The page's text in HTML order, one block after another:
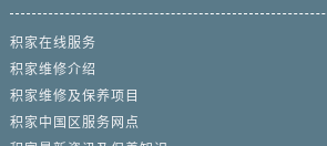
积家在线服务
积家维修介绍
积家维修及保养项目
积家中国区服务网点